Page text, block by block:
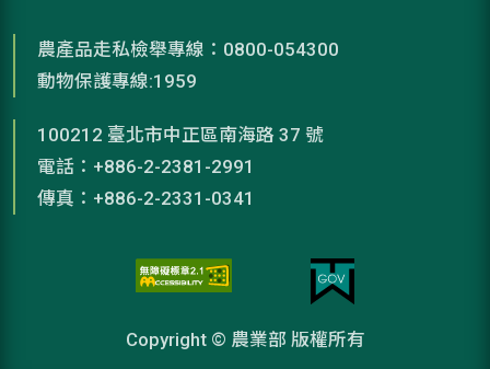
農產品走私檢舉專線：0800-054300
動物保護專線:1959
100212 臺北市中正區南海路 37 號
電話：+886-2-2381-2991
傳真：+886-2-2331-0341
Copyright © 農業部 版權所有